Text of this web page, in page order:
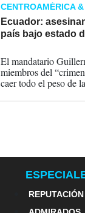
CENTROAMÉRICA
Ecuador:
país bajo estado
El mandatario
miembros del
caer todo el peso de